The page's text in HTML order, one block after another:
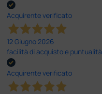
Acquirente verificato
12 Giugno 2026
facilità di acquisto e puntualità
Acquirente verificato